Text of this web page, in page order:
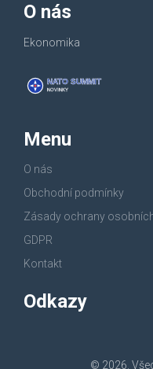
O nás
Ekonomika
Menu
O nás
Obchodní podmínky
Zásady ochrany
GDPR
Kontakt
Odkazy
© 2026.